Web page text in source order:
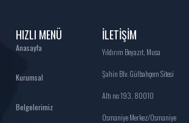
HIZLI MENÜ
Anasayfa
Kurumsal
Belgelerimiz
İLETİŞİM
Yıldırım Beyazıt, Musa
Şahin Blv. Gülbahçem Sitesi
Altı no:193, 80010
Osmaniye Merkez/Osmaniye